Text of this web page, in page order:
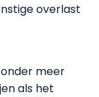
overlast
meer
als het